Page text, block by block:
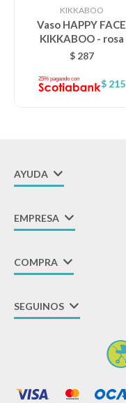
KIKKABOO
Vaso HAPPY FACE
KIKKABOO - rosa
$ 287
$ 215
AYUDA
EMPRESA
COMPRA
SEGUINOS